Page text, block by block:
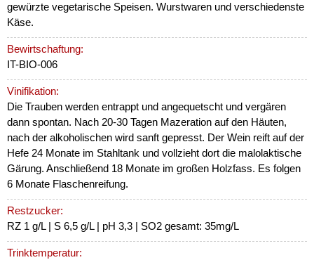
gewürzte vegetarische Speisen. Wurstwaren und verschiedenste
Käse.
Bewirtschaftung:
IT-BIO-006
Vinifikation:
Die Trauben werden entrappt und angequetscht und vergären
dann spontan. Nach 20-30 Tagen Mazeration auf den Häuten,
nach der alkoholischen wird sanft gepresst. Der Wein reift auf der
Hefe 24 Monate im Stahltank und vollzieht dort die malolaktische
Gärung. Anschließend 18 Monate im großen Holzfass. Es folgen
6 Monate Flaschenreifung.
Restzucker:
RZ 1 g/L | S 6,5 g/L | pH 3,3 | SO2 gesamt: 35mg/L
Trinktemperatur: